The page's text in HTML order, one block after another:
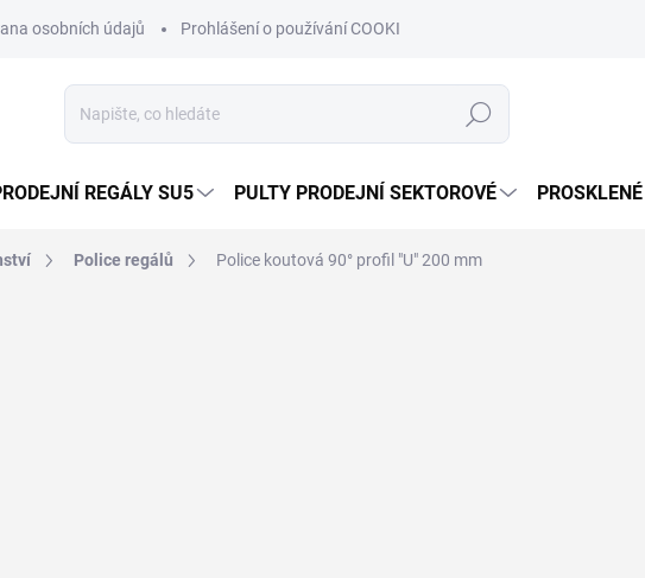
osobních údajů Prohlášení o používání COOKIES
Hledat
REGÁLY SU5 PULTY PRODEJNÍ SEKTOROVÉ
Police regálů Police koutová 90° profil "U" 200 mm